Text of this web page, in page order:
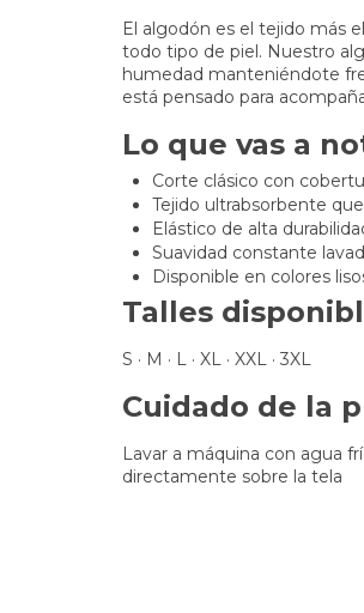
El algodón es el tejido más
todo tipo de piel. Nuestro
humedad manteniéndote
está pensado para
Lo que vas a
Corte clásico con
Tejido ultrabsorbente
Elástico de alta
Suavidad constante
Disponible en colores
Talles
S · M · L · XL · XXL · 3XL
Cuidado de la
Lavar a máquina con agua
directamente sobre la tela